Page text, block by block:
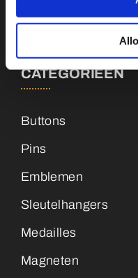
+31 (0)34 8407
CATEGORIEËN
Buttons
Pins
Emblemen
Sleutelhangers
Medailles
Magneten